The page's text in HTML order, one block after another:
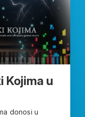
Kojima u
donosi u